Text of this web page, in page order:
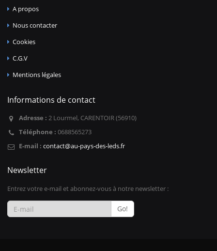
A propos
Nous contacter
Cookies
C.G.V
Mentions légales
Informations de contact
Adresse : 2 Lourmel, CARENTOIR (56910)
Téléphone : 0688565273
E-mail : contact@au-pays-des-leds.fr
Newsletter
Entrez votre e-mail et abonnez-vous à notre newsletter :
Go!